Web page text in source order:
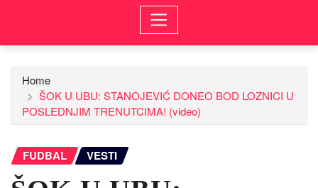
Home
ŠOK U UBU: STANOJEVIĆ DONEO BOD LOZNICI U
POSLEDNJIM TRENUTCIMA! (video)
FUDBAL VESTI